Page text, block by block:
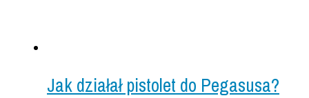
Jak działał pistolet do Pegasusa?